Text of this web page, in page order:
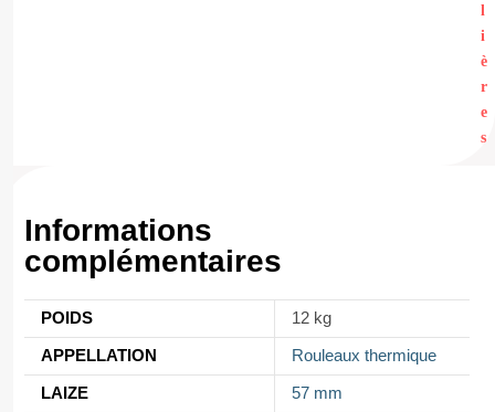
l
i
è
r
e
s
Informations
complémentaires
POIDS 12 kg
APPELLATION Rouleaux thermique
LAIZE 57 mm